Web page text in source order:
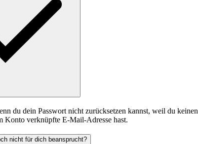
du dein Passwort nicht zurücksetzen kannst, weil du keinen
Konto verknüpfte E-Mail-Adresse hast.
nicht für dich beansprucht?